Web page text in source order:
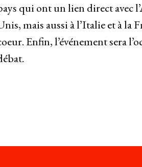
qui ont un lien direct avec
mais aussi à l’Italie et à la
Enfin, l’événement sera